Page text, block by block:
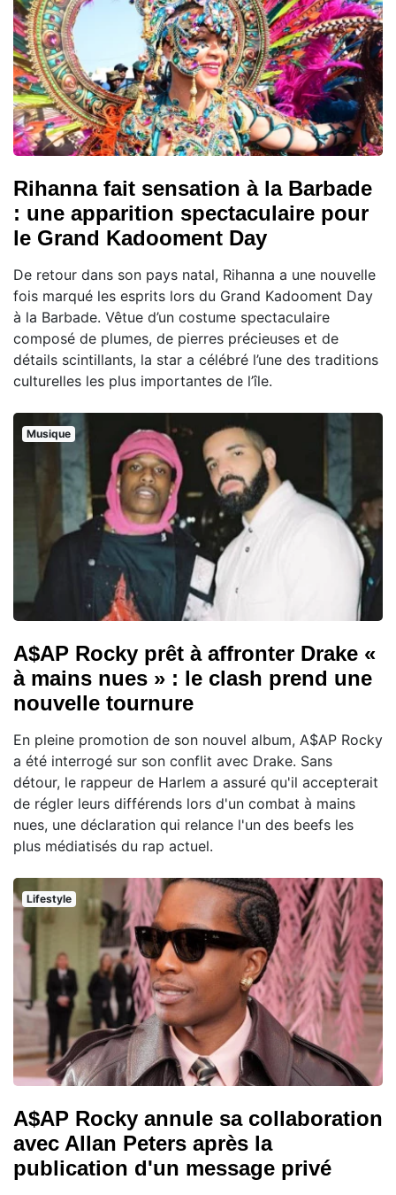
Rihanna fait sensation à la Barbade
: une apparition spectaculaire pour
le Grand Kadooment Day
De retour dans son pays natal, Rihanna a une nouvelle
fois marqué les esprits lors du Grand Kadooment Day
à la Barbade. Vêtue d’un costume spectaculaire
composé de plumes, de pierres précieuses et de
détails scintillants, la star a célébré l’une des traditions
culturelles les plus importantes de l’île.
Musique
A$AP Rocky prêt à affronter Drake «
à mains nues » : le clash prend une
nouvelle tournure
En pleine promotion de son nouvel album, A$AP Rocky
a été interrogé sur son conflit avec Drake. Sans
détour, le rappeur de Harlem a assuré qu'il accepterait
de régler leurs différends lors d'un combat à mains
nues, une déclaration qui relance l'un des beefs les
plus médiatisés du rap actuel.
Lifestyle
A$AP Rocky annule sa collaboration
avec Allan Peters après la
publication d'un message privé